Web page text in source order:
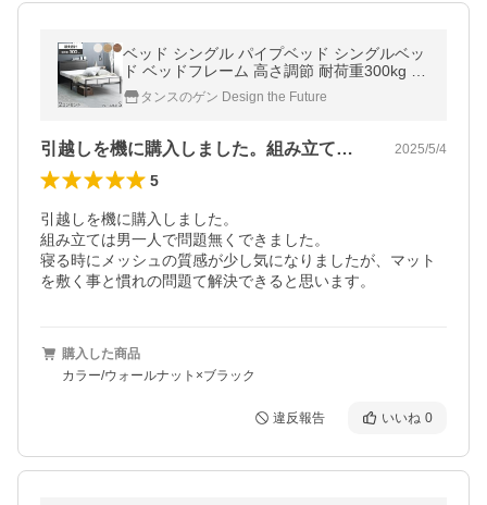
ベッド シングル パイプベッド シングルベッ
ド ベッドフレーム 高さ調節 耐荷重300kg コ
ンセント付 ベットフレーム ベット スチール
ベッド おしゃれ
タンスのゲン Design the Future
引越しを機に購入しました。組み立ては男… 2025/5/4
5
引越しを機に購入しました。
組み立ては男一人で問題無くできました。
寝る時にメッシュの質感が少し気になりましたが、マット
を敷く事と慣れの問題て解決できると思います。
購入した商品
カラー/ウォールナット×ブラック
違反報告 いいね 0